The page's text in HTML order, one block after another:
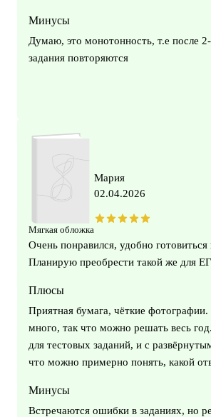
Минусы
Думаю, это монотонность, т.е после
задания повторяются
Мягкая обложка
Мария
02.04.2026
Очень понравился, удобно готовиться
Планирую преобрести такой же для
Плюсы
Приятная бумага, чёткие
много, так что можно решать весь
для тестовых заданий, и с
что можно примерно понять, какой
Минусы
Встречаются ошибки в заданиях, но